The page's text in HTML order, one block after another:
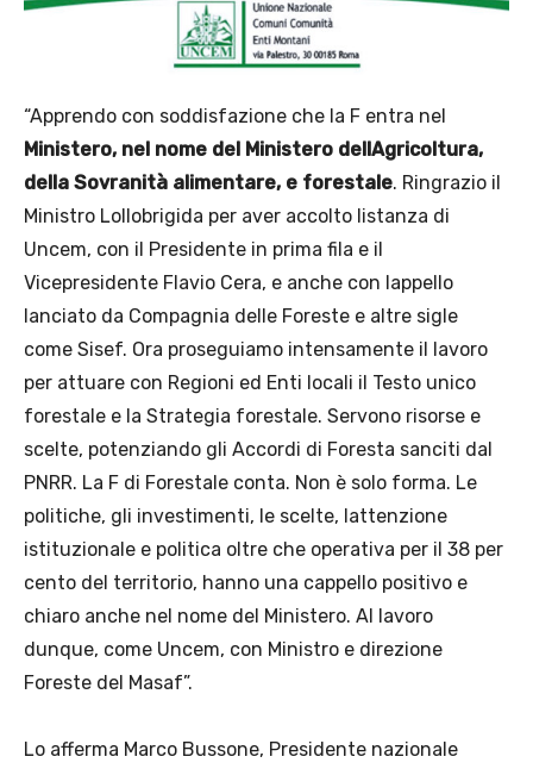
“Apprendo con soddisfazione che la F entra nel
Ministero, nel nome del Ministero dellAgricoltura,
della Sovranità alimentare, e forestale. Ringrazio il
Ministro Lollobrigida per aver accolto listanza di
Uncem, con il Presidente in prima fila e il
Vicepresidente Flavio Cera, e anche con lappello
lanciato da Compagnia delle Foreste e altre sigle
come Sisef. Ora proseguiamo intensamente il lavoro
per attuare con Regioni ed Enti locali il Testo unico
forestale e la Strategia forestale. Servono risorse e
scelte, potenziando gli Accordi di Foresta sanciti dal
PNRR. La F di Forestale conta. Non è solo forma. Le
politiche, gli investimenti, le scelte, lattenzione
istituzionale e politica oltre che operativa per il 38 per
cento del territorio, hanno una cappello positivo e
chiaro anche nel nome del Ministero. Al lavoro
dunque, come Uncem, con Ministro e direzione
Foreste del Masaf”.
Lo afferma Marco Bussone, Presidente nazionale